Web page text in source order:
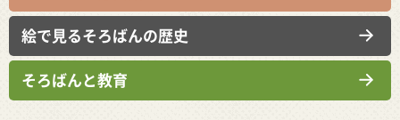
絵で見るそろばんの歴史
そろばんと教育